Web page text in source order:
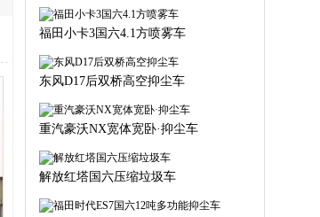
福田小卡3国六4.1方喷雾车
东风D17后‬双桥高空抑尘车
重汽豪沃NX宽体宽卧·抑尘车
解放红塔国六压缩垃圾车